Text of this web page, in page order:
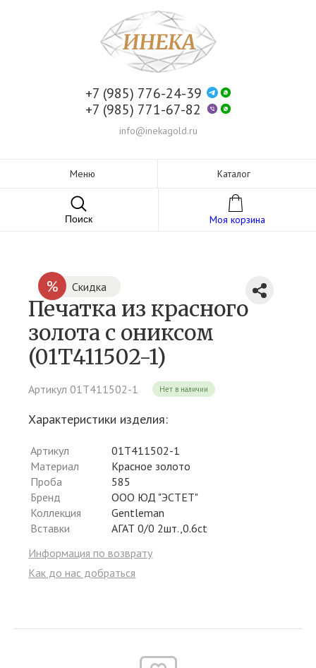
+7 (985) 776-24-39
+7 (985) 771-67-82
info@inekagold.ru
Меню Каталог
Поиск Моя корзина
% Скидка
Печатка из красного
золота c ониксом
(01Т411502-1)
Артикул 01Т411502-1 Нет в наличии
Характеристики изделия:
Артикул
01Т411502-1
Материал
Красное золото
Проба
585
Бренд
ООО ЮД "ЭСТЕТ"
Коллекция
Gentleman
Вставки
АГАТ 0/0 2шт.,0.6ct
Информация по возврату
Как до нас добраться